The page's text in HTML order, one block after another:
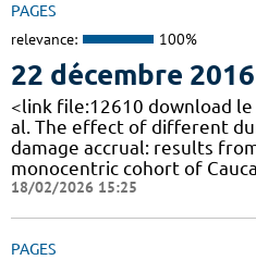
PAGES
relevance: 100%
22 décembre 2016
<link file:12610 download
al. The effect of different
damage accrual: results
monocentric cohort of
18/02/2026 15:25
PAGES